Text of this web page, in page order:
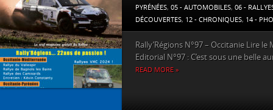
PYRÉNÉES, 05 - AUTOMOBILES, 06 -
DÉCOUVERTES, 12 - CHRONIQUES, 14 -
Rally’Régions N°97 – Occitanie Lire
Editorial N°97 : C’est sous une belle
READ MORE »